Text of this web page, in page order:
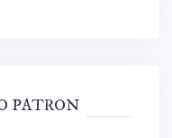
PATRON